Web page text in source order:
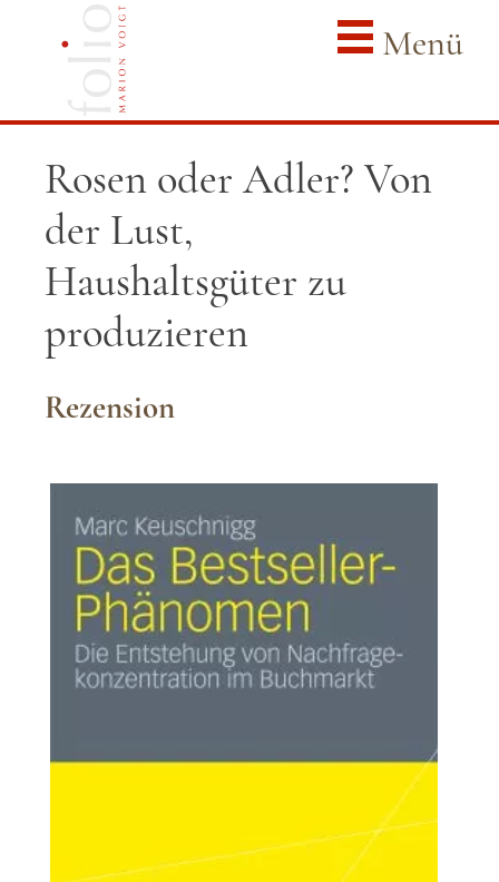
Menü
Rosen oder Adler? Von
der Lust,
Haushaltsgüter zu
produzieren
Rezension